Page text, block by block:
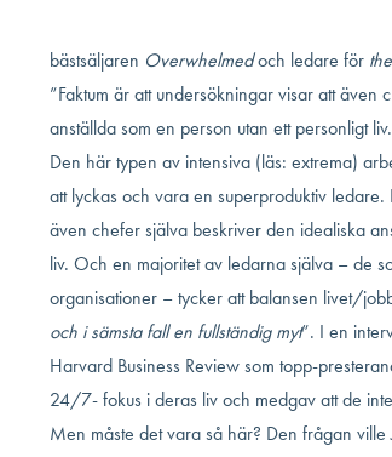
bästsäljaren Overwhelmedoch ledare för
”Faktum är att undersökningar visar att
anställda som en person utan ett personligt
Den här typen av intensiva (läs: extrema)
att lyckas och vara en superproduktiv ledare.
även chefer själva beskriver den idealiska
liv. Och en majoritet av ledarna själva – de
organisationer – tycker att balansen livet/
och i sämsta fall en fullständig myt”. I en
Harvard Business Review som topp-
24/7- fokus i deras liv och medgav att de
Men måste det vara så här? Den frågan